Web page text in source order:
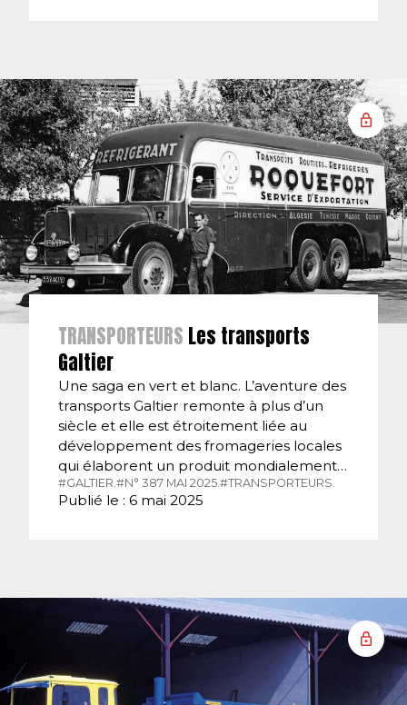
TRANSPORTEURS Les transports
Galtier
Une saga en vert et blanc. L’aventure des
transports Galtier remonte à plus d’un
siècle et elle est étroitement liée au
développement des fromageries locales
qui élaborent un produit mondialement…
#GALTIER.#N° 387 MAI 2025.#TRANSPORTEURS.
Publié le : 6 mai 2025